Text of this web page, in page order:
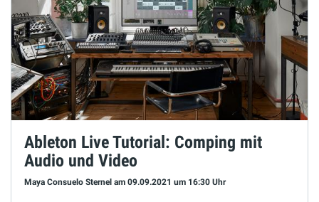
Ableton Live Tutorial: Comping mit
Audio und Video
Maya Consuelo Sternel am 09.09.2021 um 16:30 Uhr